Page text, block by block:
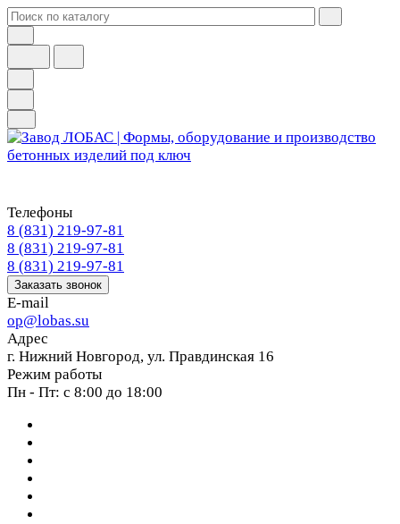
Телефоны
8 (831) 219-97-81
8 (831) 219-97-81
8 (831) 219-97-81
Заказать звонок
E-mail
op@lobas.su
Адрес
г. Нижний Новгород, ул. Правдинская 16
Режим работы
Пн - Пт: с 8:00 до 18:00